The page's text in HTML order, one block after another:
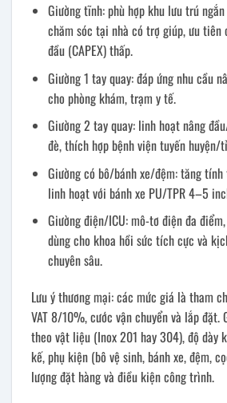
Giường tĩnh: phù hợp khu lưu trú
chăm sóc tại nhà có trợ giúp, ưu tiên
đầu (CAPEX) thấp.
Giường 1 tay quay: đáp ứng nhu cầu
cho phòng khám, trạm y tế.
Giường 2 tay quay: linh hoạt nâng
đè, thích hợp bệnh viện tuyến huyện/
Giường có bô/bánh xe/đệm: tăng
linh hoạt với bánh xe PU/TPR 4–5
Giường điện/ICU: mô-tơ điện đa
dùng cho khoa hồi sức tích cực và
chuyên sâu.
Lưu ý thương mại: các mức giá là tham
VAT 8/10%, cước vận chuyển và lắp
theo vật liệu (Inox 201 hay 304), độ dày
kế, phụ kiện (bô vệ sinh, bánh xe, đệm,
lượng đặt hàng và điều kiện công trình.